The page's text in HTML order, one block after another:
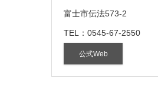
富士市伝法573-2
TEL：0545-67-2550
公式Web